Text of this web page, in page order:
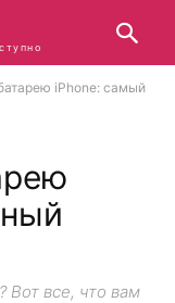
iPhone: самый
Вот все, что вам